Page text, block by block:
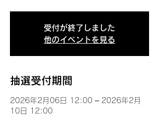
受付が終了しました
他のイベントを見る
抽選受付期間
2026年2月06日 12:00 – 2026年2月
10日 12:00